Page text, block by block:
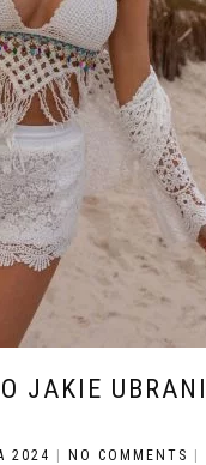
JAKIE
2024 | NO COMMENTS |